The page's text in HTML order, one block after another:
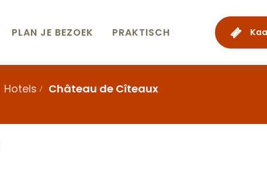
PLAN JE BEZOEK PRAKTISCH
Hotels Château de Cîteaux